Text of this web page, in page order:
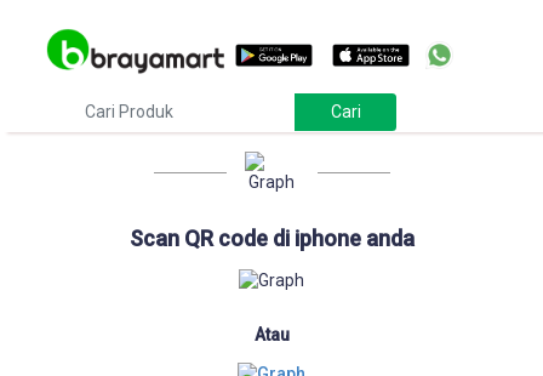
Download
Scan QR code di iphone anda
Atau